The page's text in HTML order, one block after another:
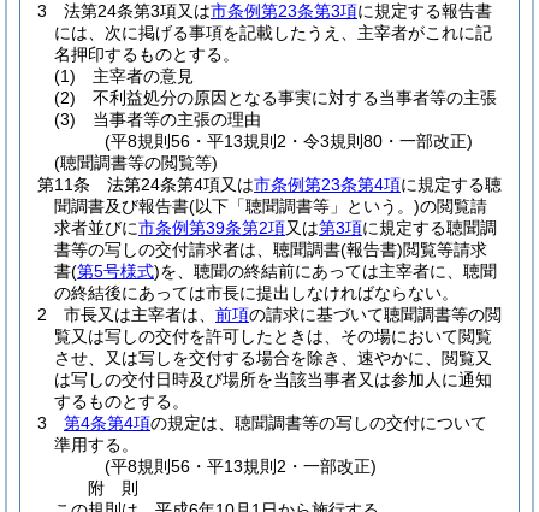
3
法第24条第3項又は市条例第23条第3項に規定する報告書
には、次に掲げる事項を記載したうえ、主宰者がこれに記
名押印するものとする。
(1)
主宰者の意見
(2)
不利益処分の原因となる事実に対する当事者等の主張
(3)
当事者等の主張の理由
(平8規則56・平13規則2・令3規則80・一部改正)
(聴聞調書等の閲覧等)
第11条
法第24条第4項又は市条例第23条第4項に規定する聴
聞調書及び報告書(以下「聴聞調書等」という。)の閲覧請
求者並びに市条例第39条第2項又は第3項に規定する聴聞調
書等の写しの交付請求者は、聴聞調書(報告書)閲覧等請求
書(第5号様式)を、聴聞の終結前にあっては主宰者に、聴聞
の終結後にあっては市長に提出しなければならない。
2
市長又は主宰者は、 前項の請求に基づいて聴聞調書等の閲
覧又は写しの交付を許可したときは、その場において閲覧
させ、又は写しを交付する場合を除き、速やかに、閲覧又
は写しの交付日時及び場所を当該当事者又は参加人に通知
するものとする。
3
第4条第4項の規定は、聴聞調書等の写しの交付について
準用する。
(平8規則56・平13規則2・一部改正)
附 則